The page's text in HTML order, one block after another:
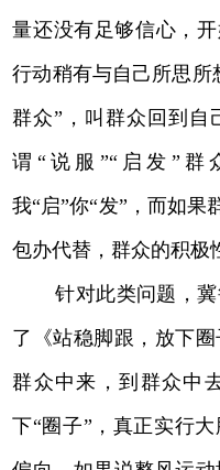
量还没有足够信心，
行动稍有与自己所思所
群众”，叫群众回到自
谓“说服”“启发”群
我“启”你“发”，而如果
包办代替，群众的积极
针对此类问题，
了《站稳脚跟，放下
群众中来，到群众中
下“圈子”，真正实行